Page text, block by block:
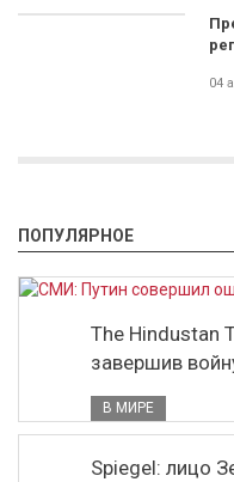
04
ПОПУЛЯРНОЕ
The Hindustan
завершив
В МИРЕ
Spiegel: лицо